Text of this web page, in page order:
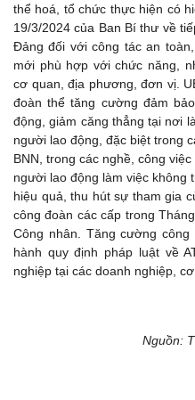
thể hoá, tổ chức thực hiện có
19/3/2024 của Ban Bí thư về
Đảng đối với công tác an
mới phù hợp với chức năng,
cơ quan, địa phương, đơn vị.
đoàn thể tăng cường đảm
động, giảm căng thẳng tại nơi
người lao động, đặc biệt trong
BNN, trong các nghề, công
người lao động làm việc không
hiệu quả, thu hút sự tham gia
công đoàn các cấp trong
Công nhân. Tăng cường
hành quy định pháp luật về
nghiệp tại các doanh nghiệp,
Nguồn: